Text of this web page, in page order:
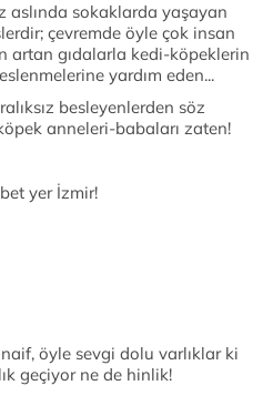
aslında sokaklarda yaşayan
çevremde öyle çok insan
artan gıdalarla kedi-köpeklerin
yardım eden...
besleyenlerden söz
anneleri-babaları zaten!
yer İzmir!
öyle sevgi dolu varlıklar ki
geçiyor ne de hinlik!